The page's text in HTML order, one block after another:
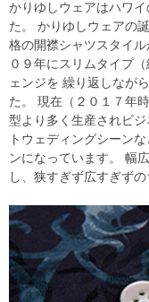
かりゆしウェアはハワ
た。 かりゆしウェアの
格の開襟シャツスタイ
０９年にスリムタイプ
ェンジを 繰り返しなが
た。 現在（２０１７年
型より多く生産されビ
トウェディングシーン
ンになっています。 幅
し、狭すぎず広すぎず